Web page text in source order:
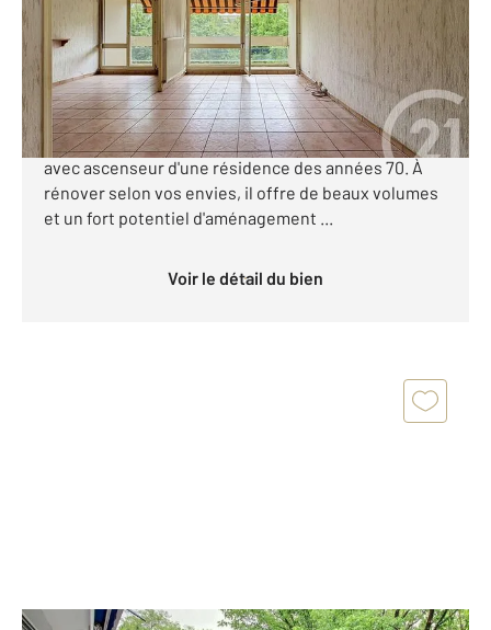
Appartement T4 à vendre
164 000 €
LORMONT - Les Iris. CENTURY 21 vous propose cet
appartement traversant de 85m², situé au 3 étage
avec ascenseur d'une résidence des années 70. À
rénover selon vos envies, il offre de beaux volumes
et un fort potentiel d'aménagement ...
Voir le détail du bien